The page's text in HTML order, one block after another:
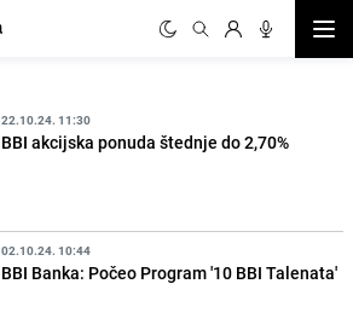
22.10.24. 11:30
BBI akcijska ponuda štednje do 2,70%
02.10.24. 10:44
BBI Banka: Počeo Program '10 BBI Talenata'